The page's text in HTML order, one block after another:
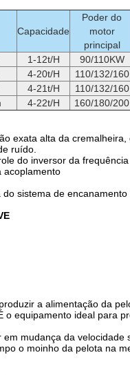
Capacidade
Poder do
motor
principal
1-12t/H 90/110KW
4-20t/H 110/132/160
4-21t/H 110/132/160
4-22t/H 160/180/200
exata alta da
ruído.
do inversor da frequência
acoplamento
sistema de
a alimentação da
equipamento ideal para
mudança da velocidade
o moinho da pelota na